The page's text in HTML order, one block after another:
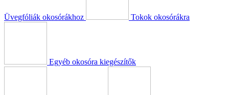
Üvegfóliák okosórákhoz Tokok okosórákra
Egyéb okosóra kiegészítők